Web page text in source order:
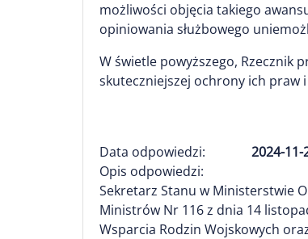
możliwości objęcia takiego
opiniowania służbowego
W świetle powyższego, Rzecznik
skuteczniejszej ochrony ich praw
Data odpowiedzi:
2024-11-
Opis odpowiedzi:
Sekretarz Stanu w Ministerstwie
Ministrów Nr 116 z dnia 14
Wsparcia Rodzin Wojskowych